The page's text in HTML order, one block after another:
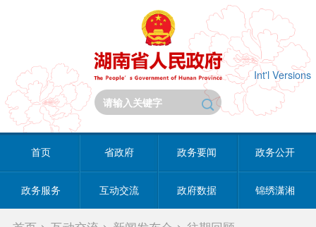
Int'l Versions
首页 省政府 政务要闻 政务公开
政务服务 互动交流 政府数据 锦绣潇湘